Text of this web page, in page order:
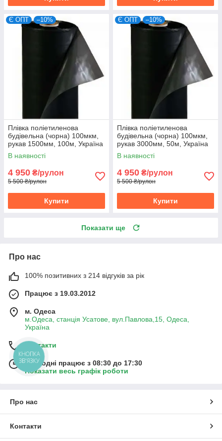
Є ОПТ –10%
Плівка поліетиленова
будівельна (чорна) 100мкм,
рукав 1500мм, 100м, Україна
(10-968)
В наявності
4 950 ₴/рулон
5 500 ₴/рулон
Купити
Є ОПТ –10%
Плівка поліетиленова
будівельна (чорна) 100мкм,
рукав 3000мм, 50м, Україна
(10-972)
В наявності
4 950 ₴/рулон
5 500 ₴/рулон
Купити
Показати ще
Про нас
100% позитивних з 214 відгуків за рік
Працює з 19.03.2012
м. Одеса
м.Одеса, станція Усатове, вул.Павлова,15, Одеса,
Україна
Контакти
Сьогодні працює з 08:30 до 17:30
Показати весь графік роботи
Про нас
Контакти
КНОПКА
ЗВ'ЯЗКУ